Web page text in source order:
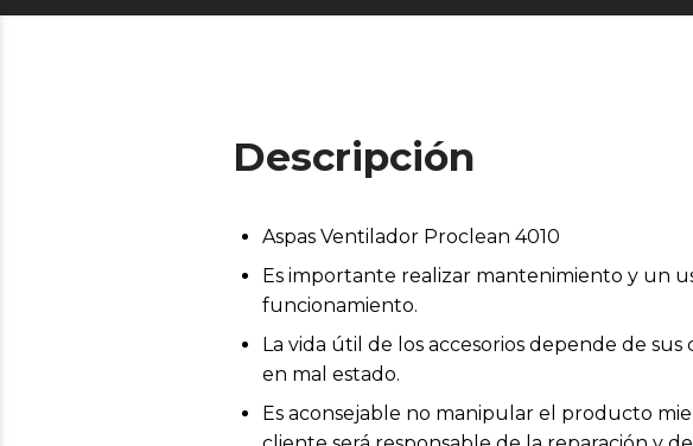
Descripción
Aspas Ventilador Proclean 4010
Es importante realizar mantenimiento y un
funcionamiento.
La vida útil de los accesorios depende de
en mal estado.
Es aconsejable no manipular el producto